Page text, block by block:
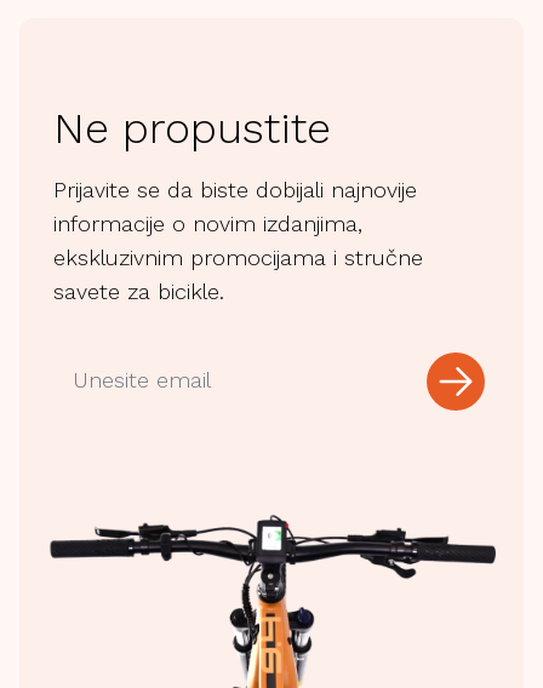
Ne propustite
Prijavite se da biste dobijali najnovije
informacije o novim izdanjima,
ekskluzivnim promocijama i stručne
savete za bicikle.